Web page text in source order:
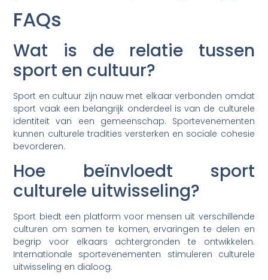
FAQs
Wat is de relatie tussen
sport en cultuur?
Sport en cultuur zijn nauw met elkaar verbonden omdat
sport vaak een belangrijk onderdeel is van de culturele
identiteit van een gemeenschap. Sportevenementen
kunnen culturele tradities versterken en sociale cohesie
bevorderen.
Hoe beïnvloedt sport
culturele uitwisseling?
Sport biedt een platform voor mensen uit verschillende
culturen om samen te komen, ervaringen te delen en
begrip voor elkaars achtergronden te ontwikkelen.
Internationale sportevenementen stimuleren culturele
uitwisseling en dialoog.